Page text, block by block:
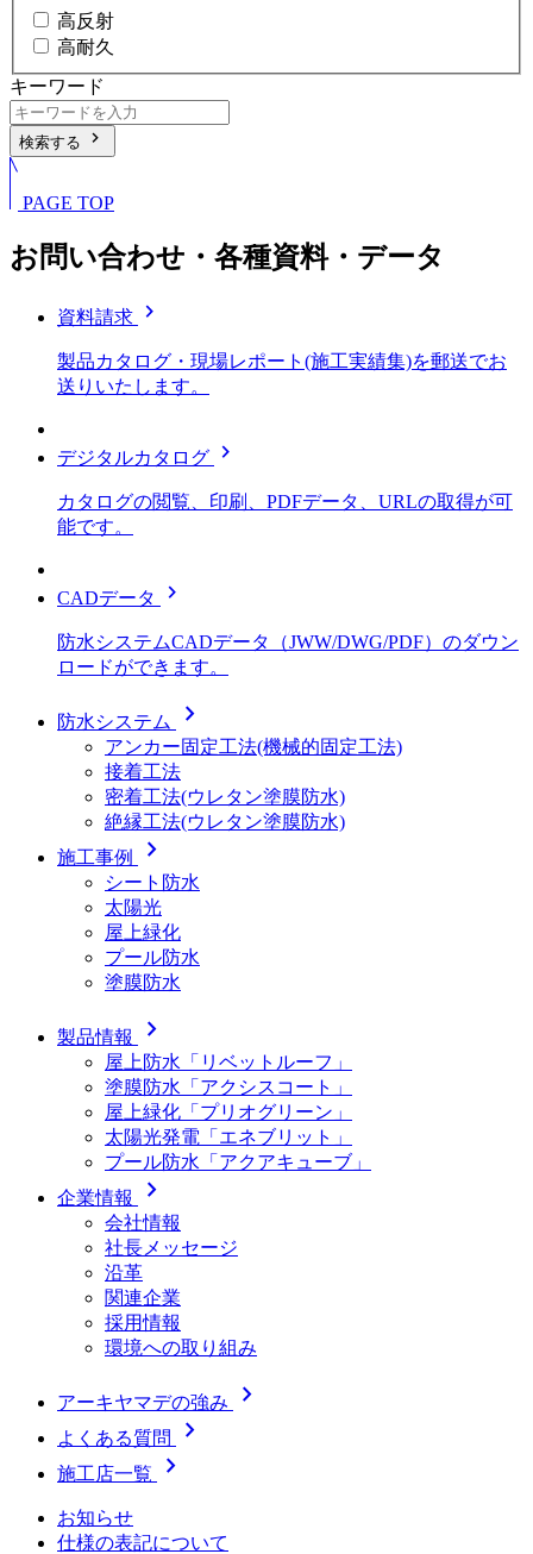
高反射
高耐久
キーワード
検索する chevron_right
PAGE TOP
お問い合わせ・各種資料・データ
資料請求 chevron_right
製品カタログ・現場レポート(施工実績集)を郵送でお
送りいたします。
デジタルカタログ chevron_right
カタログの閲覧、印刷、PDFデータ、URLの取得が可
能です。
CADデータ chevron_right
防水システムCADデータ（JWW/DWG/PDF）のダウン
ロードができます。
防水システム chevron_right
アンカー固定工法(機械的固定工法)
接着工法
密着工法(ウレタン塗膜防水)
絶縁工法(ウレタン塗膜防水)
施工事例
chevron_right
シート防水
太陽光
屋上緑化
プール防水
塗膜防水
製品情報 chevron_right
屋上防水「リベットルーフ」
塗膜防水「アクシスコート」
屋上緑化「プリオグリーン」
太陽光発電「エネブリット」
プール防水「アクアキューブ」
企業情報
chevron_right
会社情報
社長メッセージ
沿革
関連企業
採用情報
環境への取り組み
アーキヤマデの強み chevron_right
よくある質問 chevron_right
施工店一覧 chevron_right
お知らせ
仕様の表記について